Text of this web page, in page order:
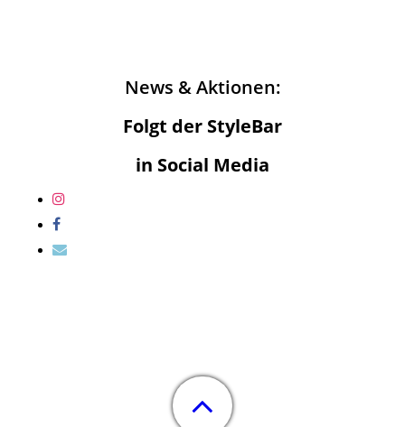
News & Aktionen:
Folgt der StyleBar
in Social Media